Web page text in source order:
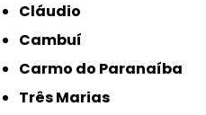
Cláudio
Cambuí
Carmo do Paranaíba
Três Marias